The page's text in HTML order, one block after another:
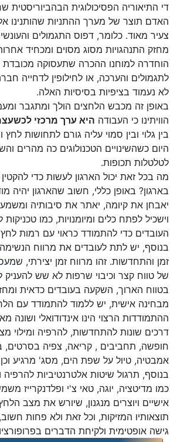
די התיאוריה הפסיכולוגית הבהביוריסטית
האדם תוצר של מערך ההתניות שהותנינו
צעיר מאוד. כלומר, דפוס התגמולים
מחזק התנהגויות מסוג מסוים ומכחיד
הוחדרה למוחנו ההכרה שתעסוקה מכובדת
לתגמולים והערכה, או לחילופין לדחייה
לא נעמוד בציפיות בסיסיות האלה.
באופן זה מכבש הלחצים הולך ומתגבר
הוויתינו כי העבודה היא ערך מרכזי
בין גלוי ובין סמוי עליה גורם לתחושות
היום כשהשינויים הטכנולוגים כה מהרים
לטלטלות תכופות.
מה בכל זאת יכול הארגון לעשות כדי
בארגון? באופן כללי, חשוב שהארגון יהיה
יאבחן את קיומה, יאתר את סיבותיה
וישכיל לפתח כלים ומיומנויות, כמו
העובדים כדי להתמודד כראוי עם רמות
בנוסף, יש לתת לעובדים את מרווח
זמן והתחדשות. זהו מרווח זמן יצירתי,
של טווח קצר וכיבוי שרפות לא שש להעניק
בטווח הארוך, השקעה בעובדים כדאית
מבחינה אישית, יש ללמוד להתמודד עם
ההתמודדות הרצוי הינו אינדודואלי ושונה
דרכים שונות להתחדשות, להרפיה ומילוי
חופשה, תחביבים , קריאה, צפיה בסרטים,
אמבטיה, טיול על שפת הים, מסג' מרגיע
בנוסף, תרגול שיטות אלטרנטיביות להרפיה
כמו מדיטציה, יוגה, טאי צ'י ופלדנקרייז
אישיים ויוצרים מנגנון, שיורש את מצב
תוצאותיו המזיקות, וכל זאת ולא פחות
גישה אופטימית ולקיחת הדברים